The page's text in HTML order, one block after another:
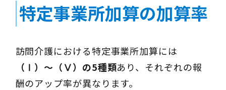
特定事業所加算の加算率
訪問介護における特定事業所加算には
（Ⅰ）〜（Ⅴ）の5種類あり、それぞれの報
酬のアップ率が異なります。